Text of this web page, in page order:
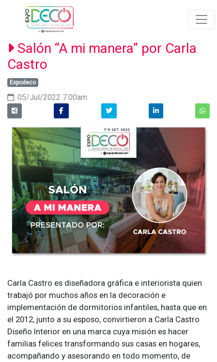
Salón “A mi manera” por Carla
Castro
Expodeco
: 05/Jul/2022 7:00am
Carla Castro es diseñadora gráfica e interiorista quien
trabajó por muchos años en la decoración e
implementación de dormitorios infantiles, hasta que en
el 2012, junto a su esposo, convirtieron a Carla Castro
Diseño Interior en una marca cuya misión es hacer
familias felices transformando sus casas en hogares,
acompañando y asesorando en todo momento, de